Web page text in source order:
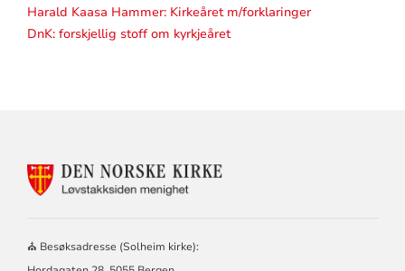
Harald Kaasa Hammer: Kirkeåret m/forklaringer
DnK: forskjellig stoff om kyrkjeåret
⛪ Besøksadresse (Solheim kirke):